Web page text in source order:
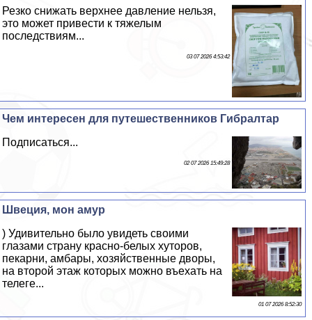
Резко снижать верхнее давление нельзя,
это может привести к тяжелым
последствиям...
03 07 2026 4:53:42
Чем интересен для путешественников Гибралтар
Подписаться...
02 07 2026 15:49:28
Швеция, мон амур
) Удивительно было увидеть своими
глазами страну красно-белых хуторов,
пекарни, амбары, хозяйственные дворы,
на второй этаж которых можно въехать на
телеге...
01 07 2026 8:52:30